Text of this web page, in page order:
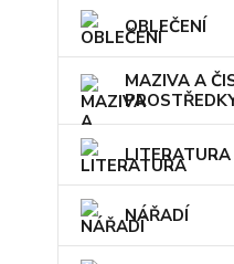
OBLEČENÍ
MAZIVA A
LITERATURA
NÁŘADÍ